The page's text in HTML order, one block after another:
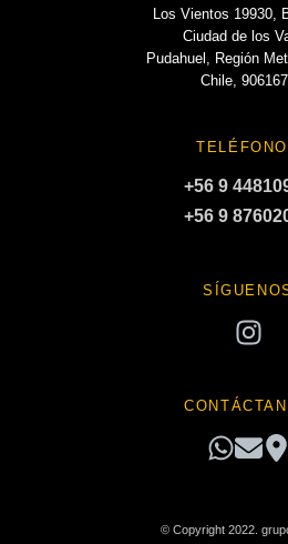
Los Vientos 19930,
Ciudad de los
Pudahuel, Región
Chile,
+56 9
+56 9
© Copyright 2022.